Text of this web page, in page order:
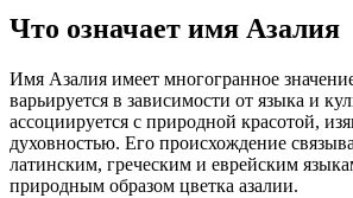
Что означает имя Азалия
Имя Азалия имеет многогранное
варьируется в зависимости от языка и
ассоциируется с природной красотой,
духовностью. Его происхождение
латинским, греческим и еврейским
природным образом цветка азалии.